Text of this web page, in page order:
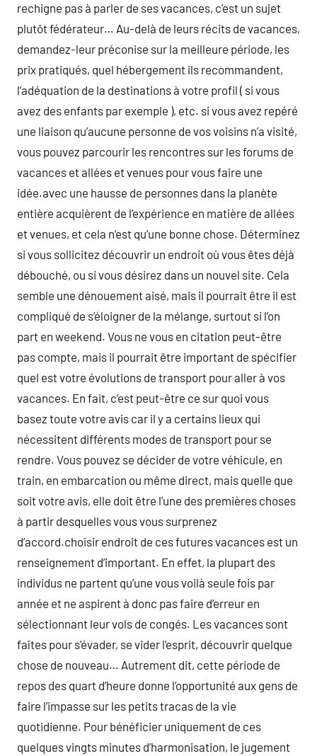
rechigne pas à parler de ses vacances, c’est un sujet
plutôt fédérateur… Au-delà de leurs récits de vacances,
demandez-leur préconise sur la meilleure période, les
prix pratiqués, quel hébergement ils recommandent,
l’adéquation de la destinations à votre profil ( si vous
avez des enfants par exemple ), etc. si vous avez repéré
une liaison qu’aucune personne de vos voisins n’a visité,
vous pouvez parcourir les rencontres sur les forums de
vacances et allées et venues pour vous faire une
idée.avec une hausse de personnes dans la planète
entière acquièrent de l’expérience en matière de allées
et venues, et cela n’est qu’une bonne chose. Déterminez
si vous sollicitez découvrir un endroit où vous êtes déjà
débouché, ou si vous désirez dans un nouvel site. Cela
semble une dénouement aisé, mais il pourrait être il est
compliqué de s’éloigner de la mélange, surtout si l’on
part en weekend. Vous ne vous en citation peut-être
pas compte, mais il pourrait être important de spécifier
quel est votre évolutions de transport pour aller à vos
vacances. En fait, c’est peut-être ce sur quoi vous
basez toute votre avis car il y a certains lieux qui
nécessitent différents modes de transport pour se
rendre. Vous pouvez se décider de votre véhicule, en
train, en embarcation ou même direct, mais quelle que
soit votre avis, elle doit être l’une des premières choses
à partir desquelles vous vous surprenez
d’accord.choisir endroit de ces futures vacances est un
renseignement d’important. En effet, la plupart des
individus ne partent qu’une vous voilà seule fois par
année et ne aspirent à donc pas faire d’erreur en
sélectionnant leur vols de congés. Les vacances sont
faîtes pour s’évader, se vider l’esprit, découvrir quelque
chose de nouveau… Autrement dit, cette période de
repos des quart d’heure donne l’opportunité aux gens de
faire l’impasse sur les petits tracas de la vie
quotidienne. Pour bénéficier uniquement de ces
quelques vingts minutes d’harmonisation, le jugement